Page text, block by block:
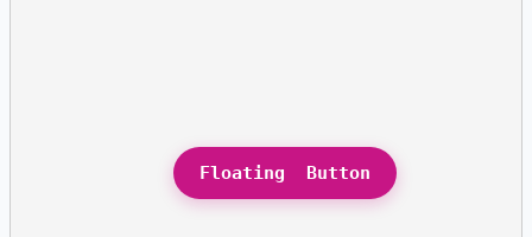
Floating  Button